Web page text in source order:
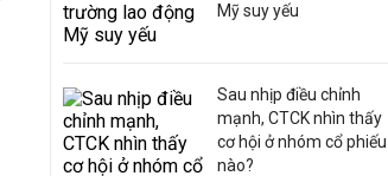
Mỹ suy yếu
Sau nhịp điều chỉnh
mạnh, CTCK nhìn thấy
cơ hội ở nhóm cổ phiếu
nào?